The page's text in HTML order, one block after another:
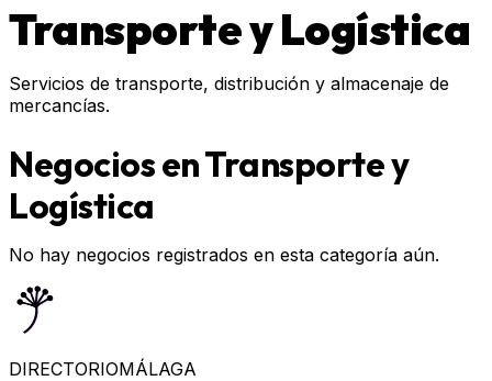
Transporte y Logística
Servicios de transporte, distribución y almacenaje de
mercancías.
Negocios en Transporte y
Logística
No hay negocios registrados en esta categoría aún.
DIRECTORIOMÁLAGA